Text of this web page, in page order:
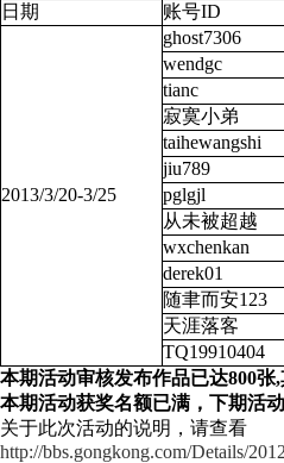
日期
账号ID
2013/3/20-3/25
ghost7306
wendgc
tianc
寂寞小弟
taihewangshi
jiu789
pglgjl
从未被超越
wxchenkan
derek01
随聿而安123
天涯落客
TQ19910404
本期活动审核发布作品已达800张
本期活动获奖名额已满，下期活
关于此次活动的说明，请查看
http://bbs.gongkong.com/Details/